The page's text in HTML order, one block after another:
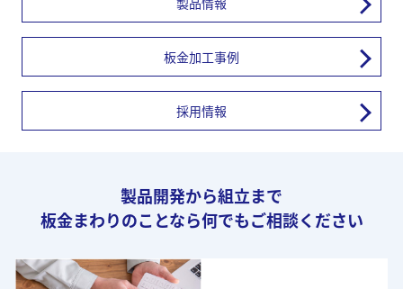
板金加工事例
採用情報
製品開発から組立まで
板金まわりのことなら何でもご相談ください